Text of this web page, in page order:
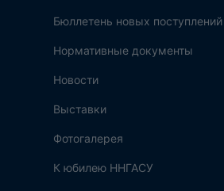
Бюллетень новых поступлений
Нормативные документы
Новости
Выставки
Фотогалерея
К юбилею ННГАСУ